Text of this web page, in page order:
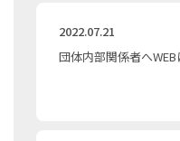
2022.07.21
団体内部関係者へ